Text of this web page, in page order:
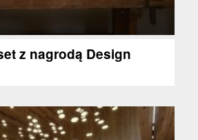
z nagrodą Design